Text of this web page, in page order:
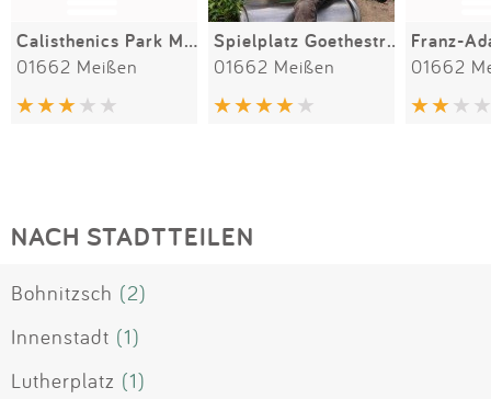
Calisthenics Park Meißen
01662 Meißen
Spielplatz Goethestraße
01662 Meißen 01662
NACH STADTTEILEN
Bohnitzsch (2)
Innenstadt (1)
Lutherplatz (1)